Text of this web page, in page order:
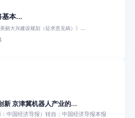
本...
丽大兴建设规划（征求意见稿）》...
新 京津冀机器人产业的...
：中国经济导报）转自：中国经济导报本报